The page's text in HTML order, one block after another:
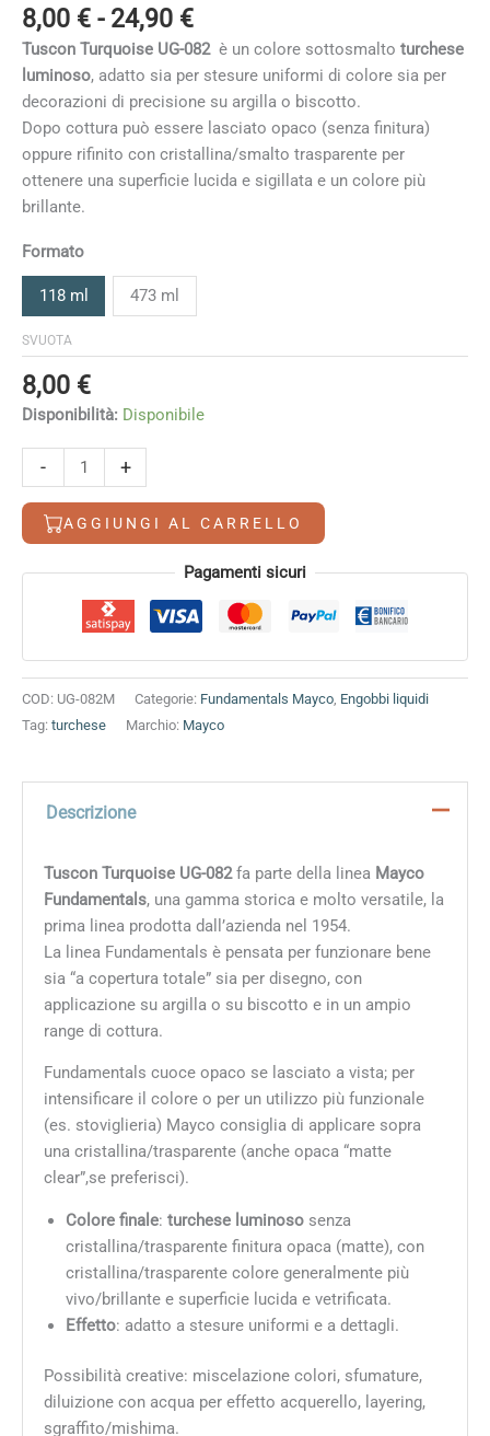
8,00 € - 24,90 €Fascia
di
prezzo:
da
8,00 €
a
24,90 €
Tuscon Turquoise UG-082è un colore sottosmalto turchese
luminoso, adatto sia per stesure uniformi di colore sia per
decorazioni di precisione su argilla o biscotto.
Dopo cottura può essere lasciato opaco (senza finitura)
oppure rifinito con cristallina/smalto trasparente per
ottenere una superficie lucida e sigillata e un colore più
brillante.
Formato
118 ml 473 ml
SVUOTA
8,00 €
Disponibilità: Disponibile
-
Turquoise
quantità
+
AGGIUNGI AL CARRELLO
Alternative: Pagamenti sicuri
COD: UG-082M Categorie: Fundamentals Mayco Engobbi liquidi
Tag: turchese Marchio: Mayco
Descrizione
Tuscon Turquoise UG-082fa parte della linea Mayco
Fundamentals, una gamma storica e molto versatile, la
prima linea prodotta dall’azienda nel 1954.
La linea Fundamentals è pensata per funzionare bene
sia “a copertura totale” sia per disegno, con
applicazione su argilla o su biscotto e in un ampio
range di cottura.
Fundamentals cuoce opaco se lasciato a vista; per
intensificare il colore o per un utilizzo più funzionale
(es. stoviglieria) Mayco consiglia di applicare sopra
una cristallina/trasparente (anche opaca “matte
clear”,se preferisci).
Colore finale: turchese luminoso senza
cristallina/trasparente finitura opaca (matte), con
cristallina/trasparente colore generalmente più
vivo/brillante e superficie lucida e vetrificata.
Effetto: adatto a stesure uniformi e a dettagli.
Possibilità creative: miscelazione colori, sfumature,
diluizione con acqua per effetto acquerello, layering,
sgraffito/mishima.